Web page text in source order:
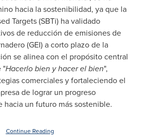
hacia la sostenibilidad, ya que la
Targets (SBTi) ha validado
de reducción de emisiones de
(GEI) a corto plazo de la
se alinea con el propósito central
"Hacerlo bien y hacer el bien",
comerciales y fortaleciendo el
de lograr un progreso
un futuro más sostenible.
Continue Reading